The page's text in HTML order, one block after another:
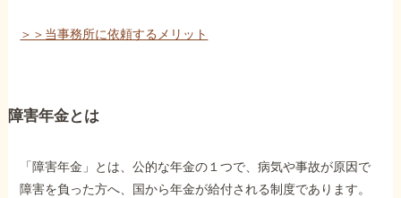
＞＞当事務所に依頼するメリット
障害年金とは
「障害年金」とは、公的な年金の１つで、病気や事故が原因で
障害を負った方へ、国から年金が給付される制度であります。